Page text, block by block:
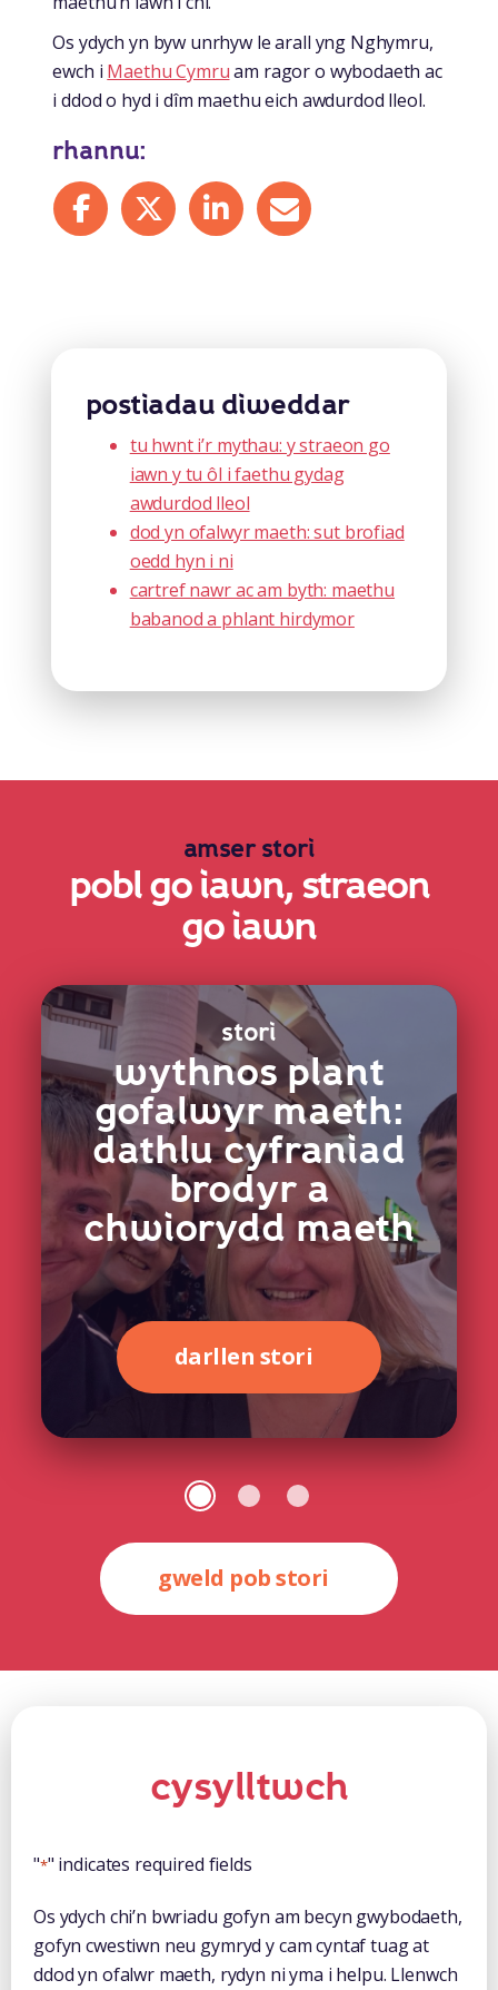
Os ydych yn byw unrhyw le arall yng Nghymru,
ewch i Maethu Cymruam ragor o wybodaeth ac
i ddod o hyd i dîm maethu eich awdurdod lleol.
rhannu:
Share on Facebook
Share on XShare on LinkedIn
Share by mail
postiadau diweddar
tu hwnt i’r mythau: y straeon go
iawn y tu ôl i faethu gydag
awdurdod lleol
dod yn ofalwyr maeth: sut brofiad
oedd hyn i ni
cartref nawr ac am byth: maethu
babanod a phlant hirdymor
amser stori
pobl go iawn, straeon
go iawn
stori
wythnos plant
gofalwyr maeth:
dathlu cyfraniad
brodyr a
chwiorydd maeth
darllen stori
gweld pob stori
cysylltwch
"*" indicates required fields
Os ydych chi’n bwriadu gofyn am becyn gwybodaeth,
gofyn cwestiwn neu gymryd y cam cyntaf tuag at
ddod yn ofalwr maeth, rydyn ni yma i helpu. Llenwch